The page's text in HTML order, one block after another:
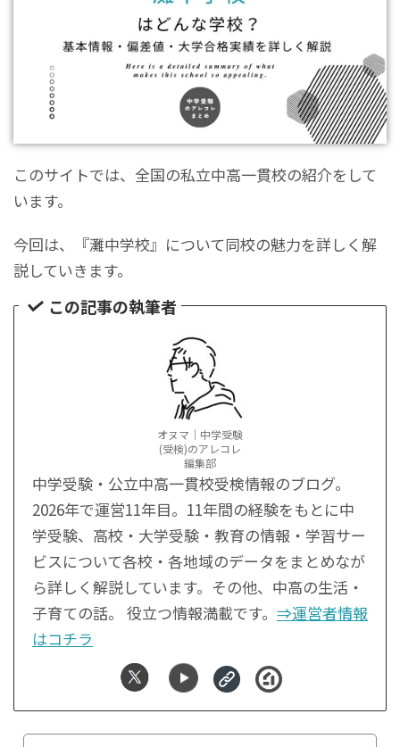
このサイトでは、全国の私立中高一貫校の紹介をして
います。
今回は、『灘中学校』について同校の魅力を詳しく解
説していきます。
この記事の執筆者
オヌマ｜中学受験
(受検)のアレコレ
編集部
中学受験・公立中高一貫校受検情報のブログ。
2026年で運営11年目。11年間の経験をもとに中
学受験、高校・大学受験・教育の情報・学習サー
ビスについて各校・各地域のデータをまとめなが
ら詳しく解説しています。その他、中高の生活・
子育ての話。 役立つ情報満載です。 ⇒運営者情報
はコチラ